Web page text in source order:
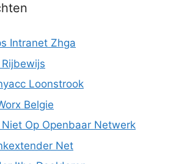
Intranet Zhga
Loonstrook
Belgie
Op Openbaar Netwerk
Net